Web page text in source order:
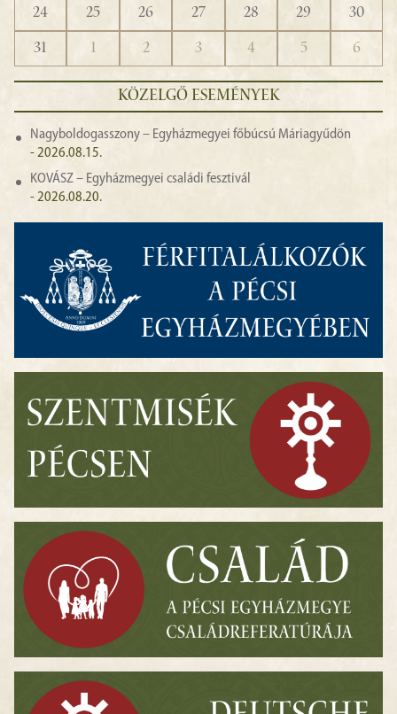
24
25 26 27 28 29
30
31
1 2 3 4 5 6
KÖZELGŐ ESEMÉNYEK
Nagyboldogasszony – Egyházmegyei főbúcsú Máriagyűdön
- 2026.08.15.
KOVÁSZ – Egyházmegyei családi fesztivál
- 2026.08.20.